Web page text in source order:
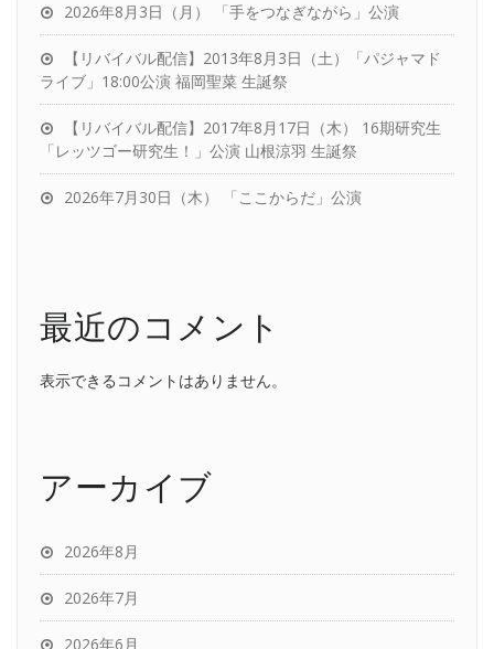
2026年8月3日（月） 「手をつなぎながら」公演
【リバイバル配信】2013年8月3日（土）「パジャマド
ライブ」18:00公演 福岡聖菜 生誕祭
【リバイバル配信】2017年8月17日（木） 16期研究生
「レッツゴー研究生！」公演 山根涼羽 生誕祭
2026年7月30日（木） 「ここからだ」公演
最近のコメント
表示できるコメントはありません。
アーカイブ
2026年8月
2026年7月
2026年6月